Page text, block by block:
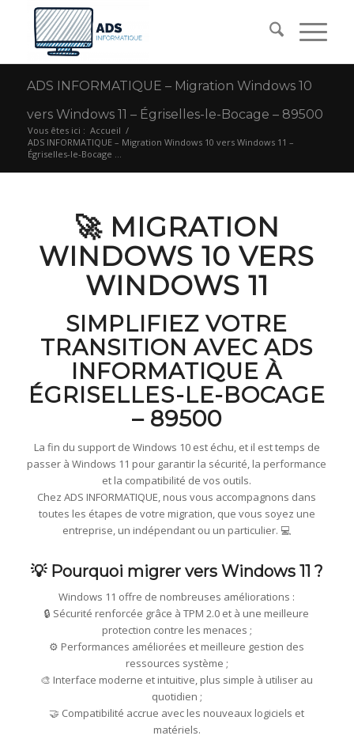
ADS INFORMATIQUE – Migration Windows 10
vers Windows 11 – Égriselles-le-Bocage – 89500
Vous êtes ici : Accueil /
ADS INFORMATIQUE – Migration Windows 10 vers Windows 11 –
Égriselles-le-Bocage ...
🚀 MIGRATION
WINDOWS 10 VERS
WINDOWS 11
SIMPLIFIEZ VOTRE
TRANSITION AVEC ADS
INFORMATIQUE À
ÉGRISELLES-LE-BOCAGE
– 89500
La fin du support de Windows 10 est échu, et il est temps de
passer à Windows 11 pour garantir la sécurité, la performance
et la compatibilité de vos outils.
Chez ADS INFORMATIQUE, nous vous accompagnons dans
toutes les étapes de votre migration, que vous soyez une
entreprise, un indépendant ou un particulier. 💻
💡 Pourquoi migrer vers Windows 11 ?
Windows 11 offre de nombreuses améliorations :
🔒 Sécurité renforcée grâce à TPM 2.0 et à une meilleure
protection contre les menaces ;
⚙️ Performances améliorées et meilleure gestion des
ressources système ;
🎨 Interface moderne et intuitive, plus simple à utiliser au
quotidien ;
🤝 Compatibilité accrue avec les nouveaux logiciels et
matériels.